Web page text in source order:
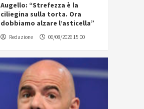
Augello: “Strefezza è la
ciliegina sulla torta. Ora
dobbiamo alzare l’asticella”
Redazione 06/08/2026 15:00